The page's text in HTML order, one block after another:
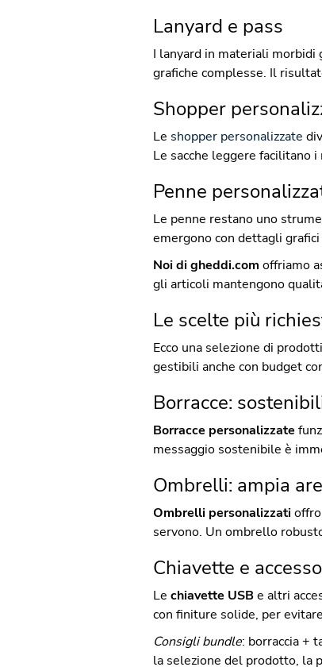
Lanyard e pass
I lanyard in materiali morbidi
grafiche complesse. Il
Shopper
Le shopper personalizzate
Le sacche leggere facilitano
Penne
Le penne restano uno
emergono con dettagli
Noi di gheddi.com offriamo
gli articoli mantengono
Le scelte più
Ecco una selezione di
gestibili anche con budget
Borracce:
Borracce personalizzate
messaggio sostenibile è
Ombrelli: ampia
Ombrelli personalizzati
servono. Un ombrello
Chiavette e
Le chiavette USB e altri
con finiture solide, per
Consigli bundle: borraccia +
la selezione del prodotto, la